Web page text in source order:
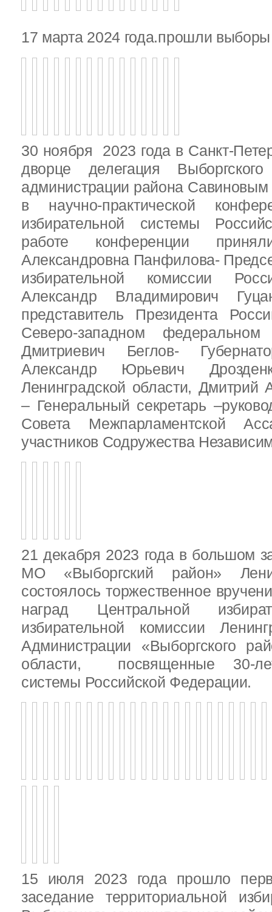
17 марта 2024 года.прошли
30 ноября 2023 года в Санкт-
дворце делегация
администрации района Савиновым
в научно-практической
избирательной системы
работе конференции
Александровна Панфилова-
избирательной комиссии
Александр Владимирович
представитель Президента
Северо-западном федеральном
Дмитриевич Беглов-
Александр Юрьевич
Ленинградской области, Дмитрий
– Генеральный секретарь
Совета Межпарламентской
участников Содружества
21 декабря 2023 года в большом
МО «Выборгский район»
состоялось торжественное
наград Центральной
избирательной комиссии
Администрации «Выборгского
области, посвященные 30-
системы Российской Федерации.
15 июля 2023 года прошло
заседание территориальной